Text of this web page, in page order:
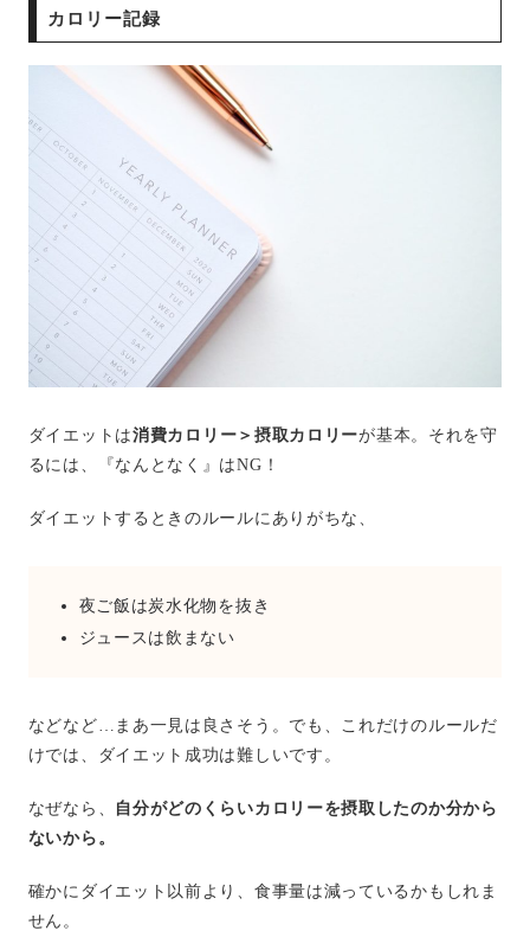
カロリー記録
ダイエットは消費カロリー＞摂取カロリーが基本。それを守
るには、『なんとなく』はNG！
ダイエットするときのルールにありがちな、
夜ご飯は炭水化物を抜き
ジュースは飲まない
などなど…まあ一見は良さそう。でも、これだけのルールだ
けでは、ダイエット成功は難しいです。
なぜなら、
自分がどのくらいカロリーを摂取したのか分から
ないから。
確かにダイエット以前より、食事量は減っているかもしれま
せん。